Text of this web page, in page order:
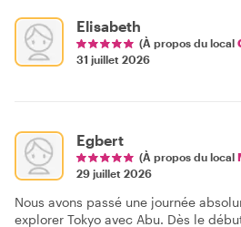
Elisabeth
(À propos du local
31 juillet 2026
Egbert
(À propos du local
29 juillet 2026
Nous avons passé une journée
explorer Tokyo avec Abu. Dès le